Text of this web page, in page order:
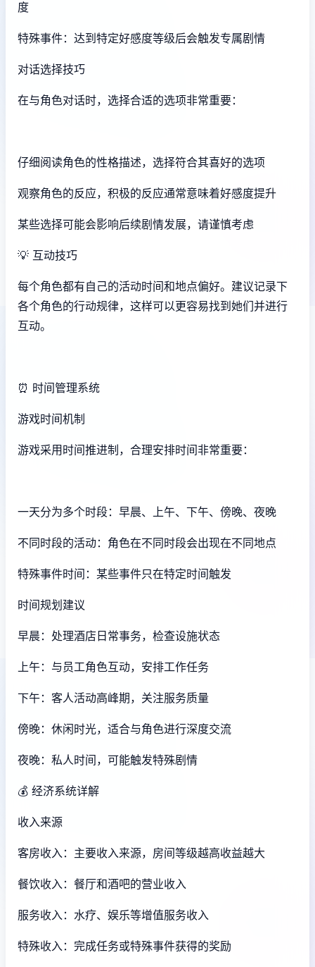
度
特殊事件：达到特定好感度等级后会触发专属剧情
对话选择技巧
在与角色对话时，选择合适的选项非常重要：
仔细阅读角色的性格描述，选择符合其喜好的选项
观察角色的反应，积极的反应通常意味着好感度提升
某些选择可能会影响后续剧情发展，请谨慎考虑
💡 互动技巧
每个角色都有自己的活动时间和地点偏好。建议记录下
各个角色的行动规律，这样可以更容易找到她们并进行
互动。
⏰ 时间管理系统
游戏时间机制
游戏采用时间推进制，合理安排时间非常重要：
一天分为多个时段：早晨、上午、下午、傍晚、夜晚
不同时段的活动：角色在不同时段会出现在不同地点
特殊事件时间：某些事件只在特定时间触发
时间规划建议
早晨：处理酒店日常事务，检查设施状态
上午：与员工角色互动，安排工作任务
下午：客人活动高峰期，关注服务质量
傍晚：休闲时光，适合与角色进行深度交流
夜晚：私人时间，可能触发特殊剧情
💰 经济系统详解
收入来源
客房收入：主要收入来源，房间等级越高收益越大
餐饮收入：餐厅和酒吧的营业收入
服务收入：水疗、娱乐等增值服务收入
特殊收入：完成任务或特殊事件获得的奖励